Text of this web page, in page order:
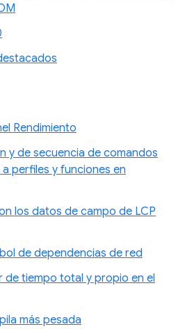
Rendimiento
y de secuencia de comandos
perfiles y funciones en
los datos de campo de LCP
de dependencias de red
de tiempo total y propio en el
más pesada